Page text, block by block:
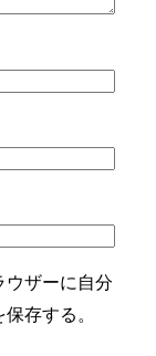
ウザーに自分
存する。